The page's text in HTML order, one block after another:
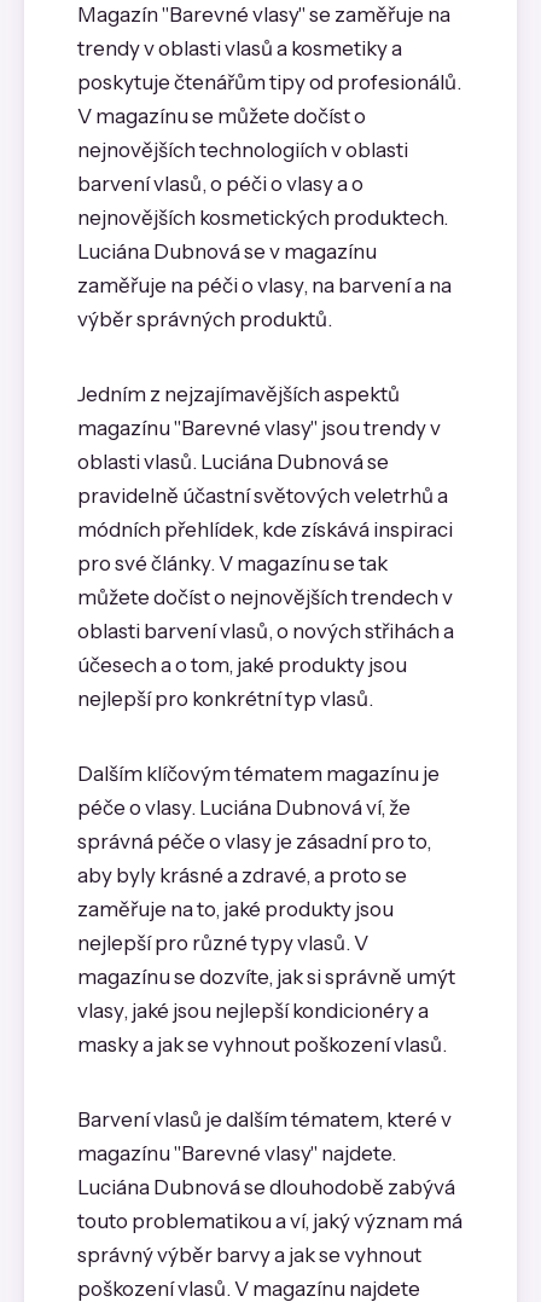
Magazín "Barevné vlasy" se zaměřuje na
trendy v oblasti vlasů a kosmetiky a
poskytuje čtenářům tipy od profesionálů.
V magazínu se můžete dočíst o
nejnovějších technologiích v oblasti
barvení vlasů, o péči o vlasy a o
nejnovějších kosmetických produktech.
Luciána Dubnová se v magazínu
zaměřuje na péči o vlasy, na barvení a na
výběr správných produktů.
Jedním z nejzajímavějších aspektů
magazínu "Barevné vlasy" jsou trendy v
oblasti vlasů. Luciána Dubnová se
pravidelně účastní světových veletrhů a
módních přehlídek, kde získává inspiraci
pro své články. V magazínu se tak
můžete dočíst o nejnovějších trendech v
oblasti barvení vlasů, o nových střihách a
účesech a o tom, jaké produkty jsou
nejlepší pro konkrétní typ vlasů.
Dalším klíčovým tématem magazínu je
péče o vlasy. Luciána Dubnová ví, že
správná péče o vlasy je zásadní pro to,
aby byly krásné a zdravé, a proto se
zaměřuje na to, jaké produkty jsou
nejlepší pro různé typy vlasů. V
magazínu se dozvíte, jak si správně umýt
vlasy, jaké jsou nejlepší kondicionéry a
masky a jak se vyhnout poškození vlasů.
Barvení vlasů je dalším tématem, které v
magazínu "Barevné vlasy" najdete.
Luciána Dubnová se dlouhodobě zabývá
touto problematikou a ví, jaký význam má
správný výběr barvy a jak se vyhnout
poškození vlasů. V magazínu najdete